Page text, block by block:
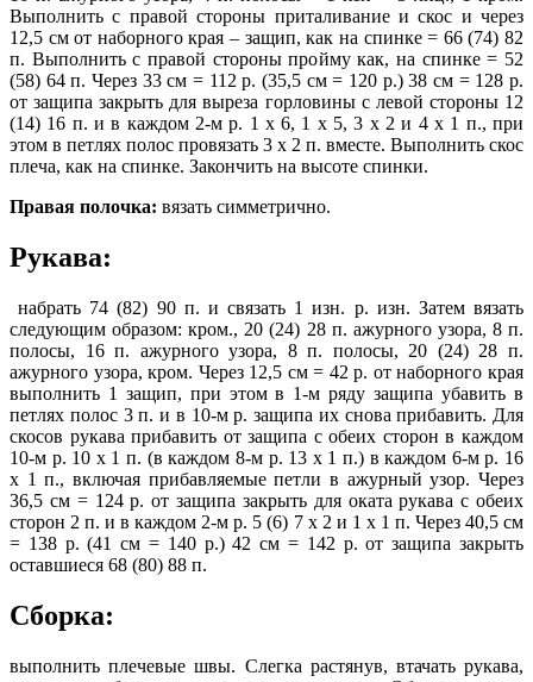
Выполнить с правой стороны приталивание и скос и через
12,5 см от наборного края – защип, как на спинке = 66 (74) 82
п. Выполнить с правой стороны пройму как, на спинке = 52
(58) 64 п. Через 33 см = 112 р. (35,5 см = 120 р.) 38 см = 128 р.
от защипа закрыть для выреза горловины с левой стороны 12
(14) 16 п. и в каждом 2-м р. 1 х 6, 1 х 5, 3 х 2 и 4 х 1 п., при
этом в петлях полос провязать 3 х 2 п. вместе. Выполнить скос
плеча, как на спинке. Закончить на высоте спинки.
Правая полочка: вязать симметрично.
Рукава:
набрать 74 (82) 90 п. и связать 1 изн. р. изн. Затем вязать
следующим образом: кром., 20 (24) 28 п. ажурного узора, 8 п.
полосы, 16 п. ажурного узора, 8 п. полосы, 20 (24) 28 п.
ажурного узора, кром. Через 12,5 см = 42 р. от наборного края
выполнить 1 защип, при этом в 1-м ряду защипа убавить в
петлях полос 3 п. и в 10-м р. защипа их снова прибавить. Для
скосов рукава прибавить от защипа с обеих сторон в каждом
10-м р. 10 х 1 п. (в каждом 8-м р. 13 х 1 п.) в каждом 6-м р. 16
х 1 п., включая прибавляемые петли в ажурный узор. Через
36,5 см = 124 р. от защипа закрыть для оката рукава с обеих
сторон 2 п. и в каждом 2-м р. 5 (6) 7 х 2 и 1 х 1 п. Через 40,5 см
= 138 р. (41 см = 140 р.) 42 см = 142 р. от защипа закрыть
оставшиеся 68 (80) 88 п.
Сборка:
выполнить плечевые швы. Слегка растянув, втачать рукава,